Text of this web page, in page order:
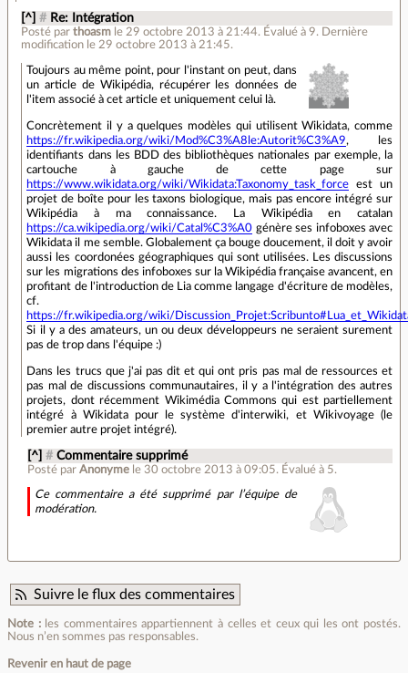
[^] # Re: Intégration
Posté parthoasm le 29 octobre 2013 à 21:44. Évalué à9. Dernière
modification le 29 octobre 2013 à 21:45.
Toujours au même point, pour l'instant on peut, dans
un article de Wikipédia, récupérer les données de
l'item associé à cet article et uniquement celui là.
Concrètement il y a quelques modèles qui utilisent Wikidata, comme
https://fr.wikipedia.org/wiki/Mod%C3%A8le:Autorit%C3%A9, les
identifiants dans les BDD des bibliothèques nationales par exemple, la
cartouche à gauche de cette page sur
https://www.wikidata.org/wiki/Wikidata:Taxonomy_task_force est un
projet de boîte pour les taxons biologique, mais pas encore intégré sur
Wikipédia à ma connaissance. La Wikipédia en catalan
https://ca.wikipedia.org/wiki/Catal%C3%A0 génère ses infoboxes avec
Wikidata il me semble. Globalement ça bouge doucement, il doit y avoir
aussi les coordonées géographiques qui sont utilisées. Les discussions
sur les migrations des infoboxes sur la Wikipédia française avancent, en
profitant de l'introduction de Lia comme langage d'écriture de modèles,
cf.
https://fr.wikipedia.org/wiki/
Si il y a des amateurs, un ou deux développeurs ne seraient surement
pas de trop dans l'équipe :)
Dans les trucs que j'ai pas dit et qui ont pris pas mal de ressources et
pas mal de discussions communautaires, il y a l'intégration des autres
projets, dont récemment Wikimédia Commons qui est partiellement
intégré à Wikidata pour le système d'interwiki, et Wikivoyage (le
premier autre projet intégré).
[^] # Commentaire supprimé
Posté par Anonyme le 30 octobre 2013 à 09:05. Évalué à 5.
Ce commentaire a été supprimé par l’équipe de
modération.
Suivre le flux des commentaires
Note :les commentaires appartiennent à celles et ceux qui les ont postés.
Nous n’en sommes pas responsables.
Revenir en haut de page